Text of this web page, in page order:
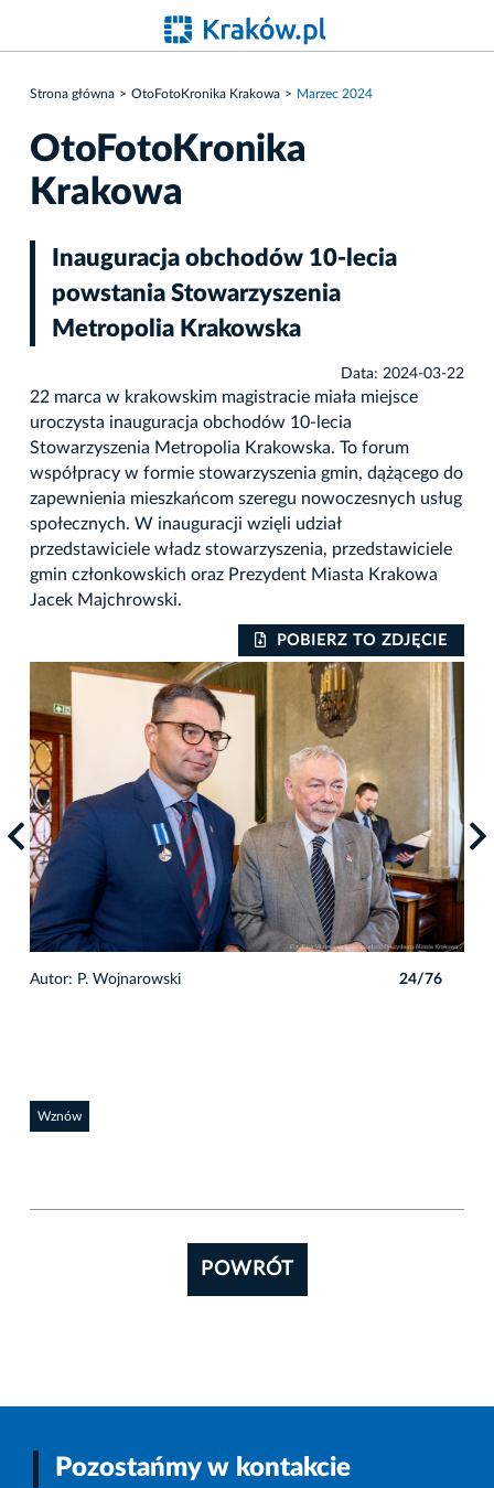
Strona główna OtoFotoKronika Krakowa Marzec 2024
OtoFotoKronika
Krakowa
Inauguracja obchodów 10-lecia
powstania Stowarzyszenia
Metropolia Krakowska
Data: 2024-03-22
22 marca w krakowskim magistracie miała miejsce
uroczysta inauguracja obchodów 10-lecia
Stowarzyszenia Metropolia Krakowska. To forum
współpracy w formie stowarzyszenia gmin, dążącego do
zapewnienia mieszkańcom szeregu nowoczesnych usług
społecznych. W inauguracji wzięli udział
przedstawiciele władz stowarzyszenia, przedstawiciele
gmin członkowskich oraz Prezydent Miasta Krakowa
Jacek Majchrowski.
POBIERZ TO ZDJĘCIE
Autor: P. Wojnarowski 24/76
Wznów
POWRÓT
Pozostańmy w kontakcie